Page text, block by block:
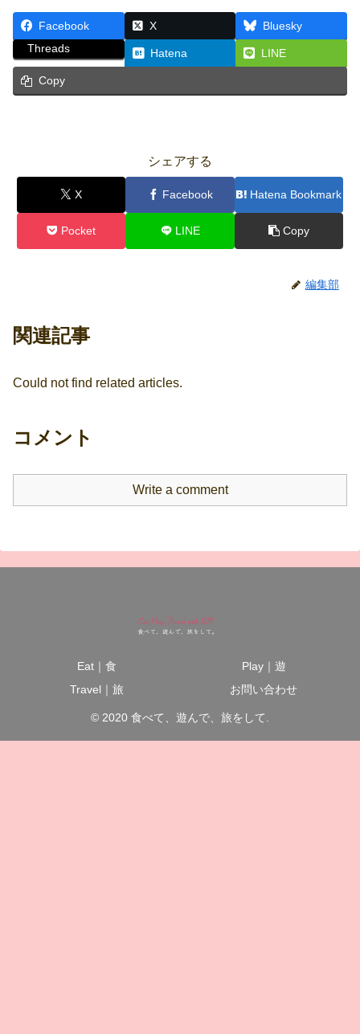
Facebook X
Bluesky
Threads
Hatena LINE
Copy
シェアする
X Facebook Hatena Bookmark
Pocket LINE Copy
編集部
関連記事
Could not find related articles.
コメント
Write a comment
Eat｜食
Play｜遊
Travel｜旅
お問い合わせ
© 2020 食べて、遊んで、旅をして.